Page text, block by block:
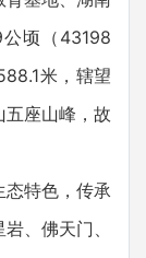
顷（43198
米，辖望
座山峰，故
特色，传承
、佛天门、